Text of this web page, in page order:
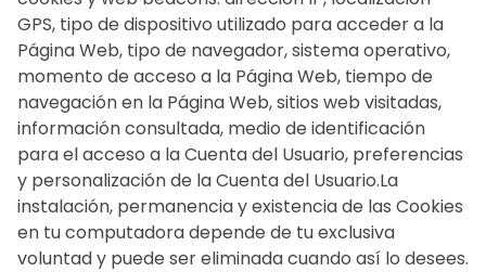
GPS, tipo de dispositivo utilizado para acceder a la
Página Web, tipo de navegador, sistema operativo,
momento de acceso a la Página Web, tiempo de
navegación en la Página Web, sitios web visitadas,
información consultada, medio de identificación
para el acceso a la Cuenta del Usuario, preferencias
y personalización de la Cuenta del Usuario.La
instalación, permanencia y existencia de las Cookies
en tu computadora depende de tu exclusiva
voluntad y puede ser eliminada cuando así lo desees.